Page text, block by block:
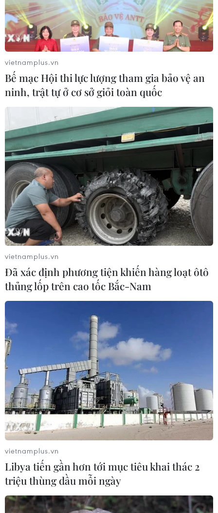
21/04/2022 12:01
Thái Lan xem xét rút ngắn thời gian cách ly đối với
những người chưa được tiêm chủng và điều chỉnh
dành cho những người đã được tiêm chủng đầy đủ.
vietnamplus.vn
Bế mạc Hội thi lực lượng tham gia bảo vệ an
ninh, trật tự ở cơ sở giỏi toàn quốc
vietnamplus.vn
Đã xác định phương tiện khiến hàng loạt ôtô
thủng lốp trên cao tốc Bắc-Nam
vietnamplus.vn
Libya tiến gần hơn tới mục tiêu khai thác 2
triệu thùng dầu mỗi ngày